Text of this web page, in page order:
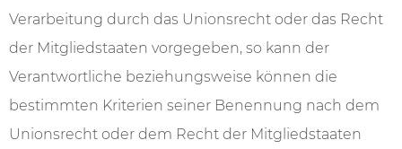
Verarbeitung durch das Unionsrecht oder das Recht
der Mitgliedstaaten vorgegeben, so kann der
Verantwortliche beziehungsweise können die
bestimmten Kriterien seiner Benennung nach dem
Unionsrecht oder dem Recht der Mitgliedstaaten